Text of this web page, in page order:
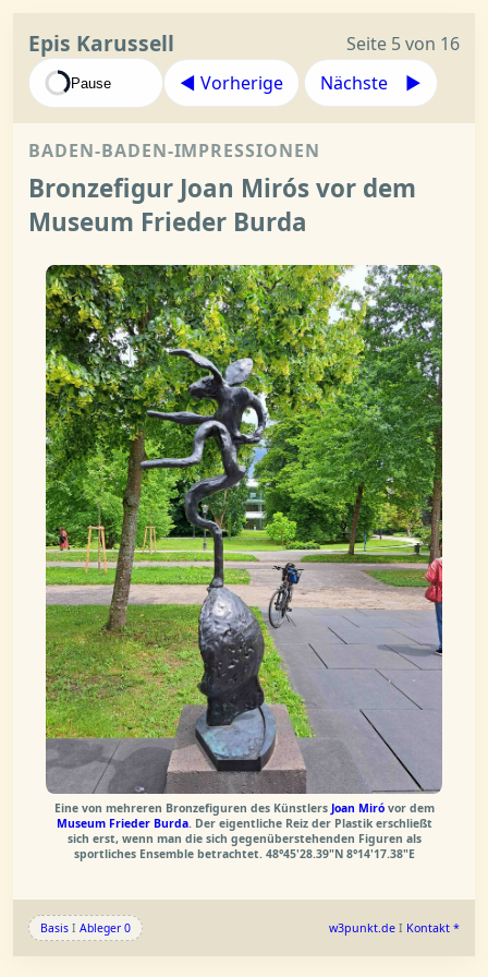
Epis Karussell Seite 5 von 16
Pause ◀︎ Vorherige Nächste ▶︎
BADEN-BADEN-IMPRESSIONEN
Bronzefigur Joan Mirós vor dem
Museum Frieder Burda
Eine von mehreren Bronzefiguren des Künstlers Joan Miróvor dem
Museum Frieder Burda. Der eigentliche Reiz der Plastik erschließt
sich erst, wenn man die sich gegenüberstehenden Figuren als
sportliches Ensemble betrachtet. 48°45'28.39"N 8°14'17.38"E
Basis I Ableger 0 w3punkt.de I Kontakt *